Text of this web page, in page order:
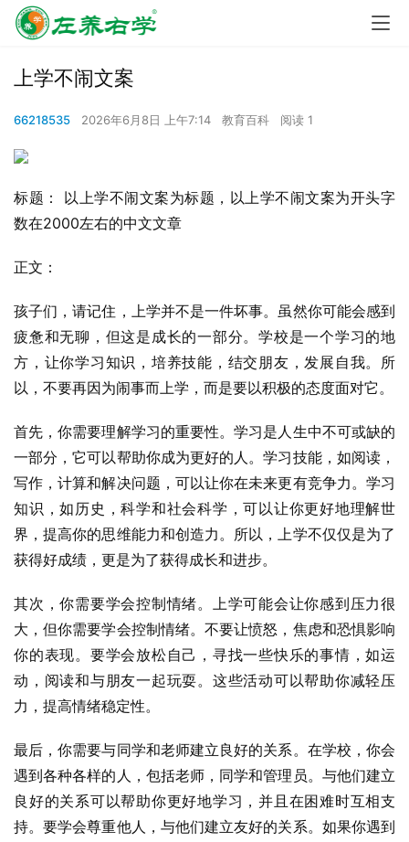
上学不闹文案
66218535 2026年6月8日 上午7:14 教育百科 阅读 1
标题： 以上学不闹文案为标题，以上学不闹文案为开头字
数在2000左右的中文文章
正文：
孩子们，请记住，上学并不是一件坏事。虽然你可能会感到
疲惫和无聊，但这是成长的一部分。学校是一个学习的地
方，让你学习知识，培养技能，结交朋友，发展自我。所
以，不要再因为闹事而上学，而是要以积极的态度面对它。
首先，你需要理解学习的重要性。学习是人生中不可或缺的
一部分，它可以帮助你成为更好的人。学习技能，如阅读，
写作，计算和解决问题，可以让你在未来更有竞争力。学习
知识，如历史，科学和社会科学，可以让你更好地理解世
界，提高你的思维能力和创造力。所以，上学不仅仅是为了
获得好成绩，更是为了获得成长和进步。
其次，你需要学会控制情绪。上学可能会让你感到压力很
大，但你需要学会控制情绪。不要让愤怒，焦虑和恐惧影响
你的表现。要学会放松自己，寻找一些快乐的事情，如运
动，阅读和与朋友一起玩耍。这些活动可以帮助你减轻压
力，提高情绪稳定性。
最后，你需要与同学和老师建立良好的关系。在学校，你会
遇到各种各样的人，包括老师，同学和管理员。与他们建立
良好的关系可以帮助你更好地学习，并且在困难时互相支
持。要学会尊重他人，与他们建立友好的关系。如果你遇到